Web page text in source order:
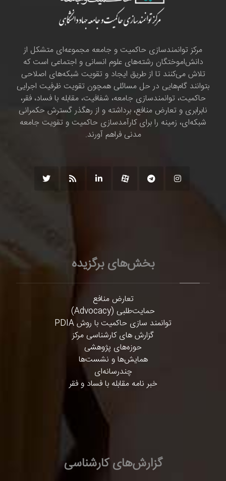
مرکز توانمندسازی حاکمیت و جامعه مجموعه‌ای متشکل از
دانش‌اموختگان رشته‌های علوم انسانی و اجتماعی است که
تلاش می‌کنند تا از طریق ایجاد و تقویت شبکه‌های اصلاحی
بتوانند گام‌هایی در حل مسائلی همچون تقویت ظرفیت اجرایی
حاکمیت، توانمندسازی جامعه، شفافیت، مقابله با فساد، فقر،
نابرابری و تعارض منافع، برداشته و از رهگذر گسترش حکمرانی
شبکه‌ای، زمینه را برای کارآمدسازی حاکمیت و تقویت جامعه
مدنی فراهم آورند.
بخش‌های برگزیده
تعارض منافع
حمایت‌طلبی (Advocacy)
توانمند سازی حاکمیت با روش PDIA
گزارش های کارشناسی مرکز
حوزه‌های پژوهشی
همایش‌ها و نشست‌ها
چندرسانه‌ای
خبر نامه مقابله با فساد و فقر
گزارش‌های کارشناسی